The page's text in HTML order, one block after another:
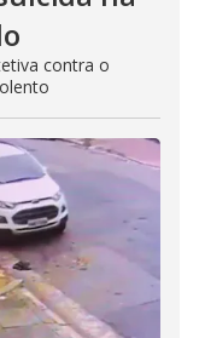
contra o